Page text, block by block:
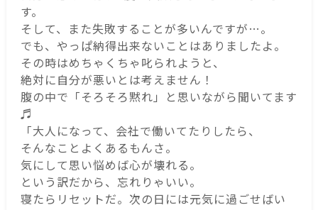
す。
そして、また失敗することが多いんですが…。
でも、やっぱ納得出来ないことはありましたよ。
その時はめちゃくちゃ叱られようと、
絶対に自分が悪いとは考えません！
腹の中で「そろそろ黙れ」と思いながら聞いてます
♬
「大人になって、会社で働いてたりしたら、
そんなことよくあるもんさ。
気にして思い悩めば心が壊れる。
という訳だから、忘れりゃいい。
寝たらリセットだ。次の日には元気に過ごせばい